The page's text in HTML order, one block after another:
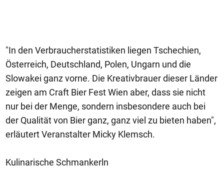
"In den Verbraucherstatistiken liegen Tschechien,
Österreich, Deutschland, Polen, Ungarn und die
Slowakei ganz vorne. Die Kreativbrauer dieser Länder
zeigen am Craft Bier Fest Wien aber, dass sie nicht
nur bei der Menge, sondern insbesondere auch bei
der Qualität von Bier ganz, ganz viel zu bieten haben",
erläutert Veranstalter Micky Klemsch.
Kulinarische Schmankerln